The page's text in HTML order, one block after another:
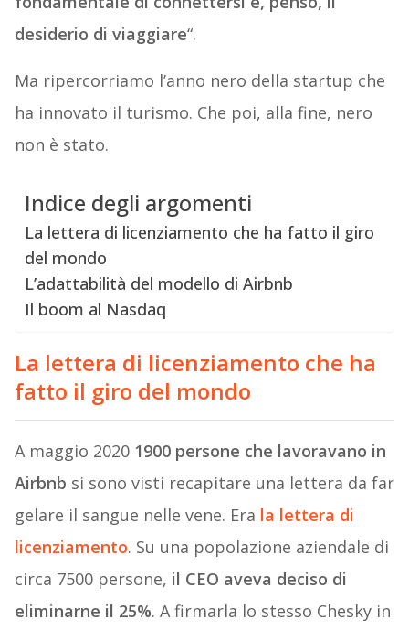
desiderio di viaggiare“.
Ma ripercorriamo l’anno nero della startup che
ha innovato il turismo. Che poi, alla fine, nero
non è stato.
Indice degli argomenti
La lettera di licenziamento che ha fatto il giro
del mondo
L’adattabilità del modello di Airbnb
Il boom al Nasdaq
La lettera di licenziamento che ha
fatto il giro del mondo
A maggio 2020 1900 persone che lavoravano in
Airbnb si sono visti recapitare una lettera da far
gelare il sangue nelle vene. Era la lettera di
licenziamento. Su una popolazione aziendale di
circa 7500 persone, il CEO aveva deciso di
eliminarne il 25%. A firmarla lo stesso Chesky in